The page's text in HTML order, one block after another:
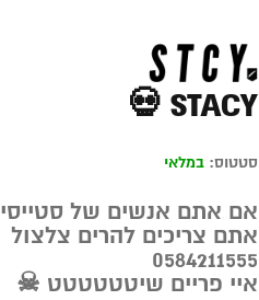
STACY 💀
סטטוס: במלאי
אם אתם אנשים של סטייסי
אתם צריכים להרים צלצול
0584211555
איי פריים שיטטטטטט ☠